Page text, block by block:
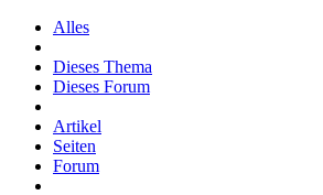
Alles
Dieses Thema
Dieses Forum
Artikel
Seiten
Forum